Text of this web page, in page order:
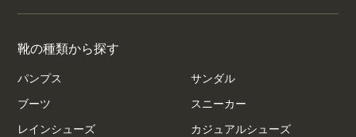
靴の種類から探す
パンプス サンダル
ブーツ スニーカー
レインシューズ カジュアルシューズ